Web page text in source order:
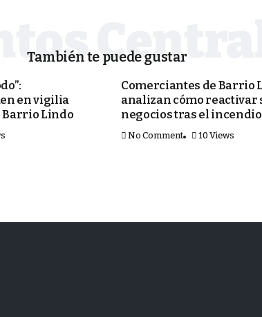
También te puede gustar
en vigilia
Barrio Lindo
SEGURIDAD
Comerciantes de Barrio
analizan cómo reactivar
negocios tras el incendio
No Comment 10 Views